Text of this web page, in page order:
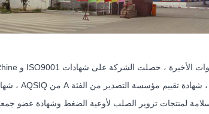
لمنتجات تزوير الصلب لأوعية الضغط وشهادة عضو